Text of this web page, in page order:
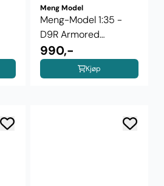
Meng Model
Meng-Model 1:35 -
D9R Armored
Bulldozer SS-002
990,-
Kjøp